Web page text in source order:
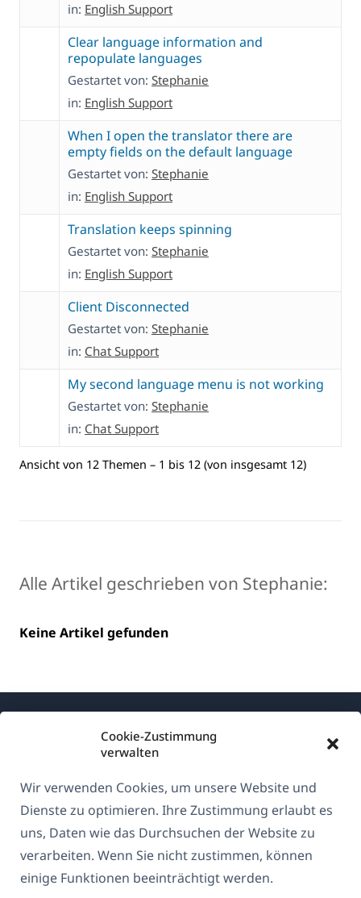
Cookie-Zustimmung
verwalten
Wir verwenden Cookies, um unsere Website und
Dienste zu optimieren. Ihre Zustimmung erlaubt es
uns, Daten wie das Durchsuchen der Website zu
verarbeiten. Wenn Sie nicht zustimmen, können
einige Funktionen beeinträchtigt werden.
in: English Support
Clear language information and
repopulate languages
Gestartet von: Stephanie
in: English Support
When I open the translator there are
empty fields on the default language
Gestartet von: Stephanie
in: English Support
Translation keeps spinning
Gestartet von: Stephanie
in: English Support
Client Disconnected
Gestartet von: Stephanie
in: Chat Support
My second language menu is not working
Gestartet von: Stephanie
in: Chat Support
Ansicht von 12 Themen – 1 bis 12 (von insgesamt 12)
Alle Artikel geschrieben von Stephanie:
Keine Artikel gefunden
Über WPML
DSGVO & Datenschutzrichtlinie
Unserem Team beitreten(öffnet
in
(öffnet